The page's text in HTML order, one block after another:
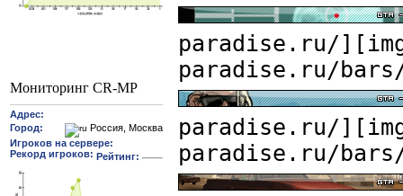
Мониторинг CR-MP
paradise.ru/
paradise.ru/
paradise.ru/
paradise.ru/